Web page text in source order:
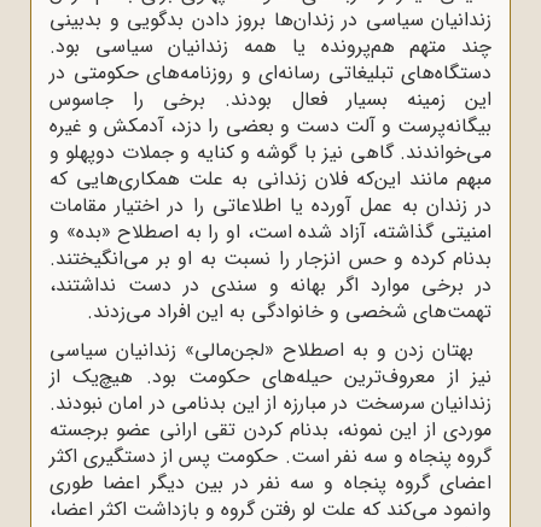
زندانیان سیاسی در زندان‌ها بروز دادن بدگویی و بدبینی
چند متهم هم‌پرونده یا همه زندانیان سیاسی بود.
دستگاه‌های تبلیغاتی رسانه‌ای و روزنامه‌های حکومتی در
این زمینه بسیار فعال بودند. برخی را جاسوس
بیگانه‌پرست و آلت دست و بعضی را دزد، آدمکش و غیره
می‌خواندند. گاهی نیز با گوشه و کنایه و جملات دوپهلو و
مبهم مانند این‌که فلان زندانی به علت همکاری‌هایی که
در زندان به عمل آورده یا اطلاعاتی را در اختیار مقامات
امنیتی گذاشته، آزاد شده است، او را به اصطلاح «بده» و
بدنام کرده و حس انزجار را نسبت به او بر می‌انگیختند.
در برخی موارد اگر بهانه و سندی در دست نداشتند،
تهمت‌های شخصی و خانوادگی به این افراد می‌زدند.
بهتان زدن و به اصطلاح «لجن‌مالی» زندانیان سیاسی
نیز از معروف‌ترین حیله‌های حکومت بود. هیچ‌یک از
زندانیان سرسخت در مبارزه از این بدنامی در امان نبودند.
موردی از این نمونه، بدنام کردن تقی ارانی عضو برجسته
گروه پنجاه و سه نفر است. حکومت پس از دستگیری اکثر
اعضای گروه پنجاه و سه نفر در بین دیگر اعضا طوری
وانمود می‌کند که علت لو رفتن گروه و بازداشت اکثر اعضا،